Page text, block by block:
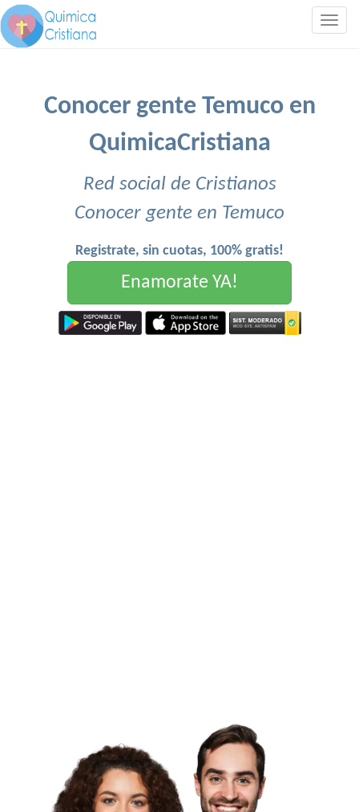
Conocer gente Temuco en
QuimicaCristiana
Red social de Cristianos
Conocer gente en Temuco
Registrate, sin cuotas, 100% gratis!
Enamorate YA!